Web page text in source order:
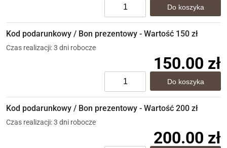
Kod podarunkowy / Bon prezentowy - Wartość 150 zł
Czas realizacji: 3 dni robocze
150.00 zł
Kod podarunkowy / Bon prezentowy - Wartość 200 zł
Czas realizacji: 3 dni robocze
200.00 zł